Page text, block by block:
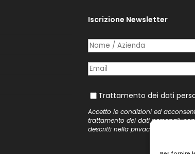
Iscrizione Newsletter
Nome /​ Azienda
Posta elettronica
Trattamento dei dati
Trattamento dei dati
Accetto le condizioni ed
trattamento dei dati personali,
descritti nellaprivacy policy